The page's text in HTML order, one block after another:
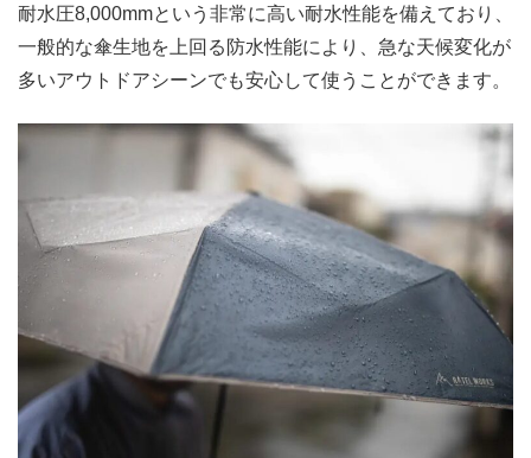
耐水圧8,000mmという非常に高い耐水性能を備えており、
一般的な傘生地を上回る防水性能により、急な天候変化が
多いアウトドアシーンでも安心して使うことができます。